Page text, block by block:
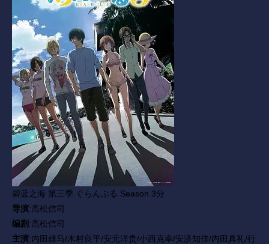
碧蓝之海 第三季 ぐらんぶる Season 3分
导演:高松信司
编剧 :高松信司
主演:内田雄马/木村良平/安元洋贵/小西克幸/安济知佳/内田真礼/行